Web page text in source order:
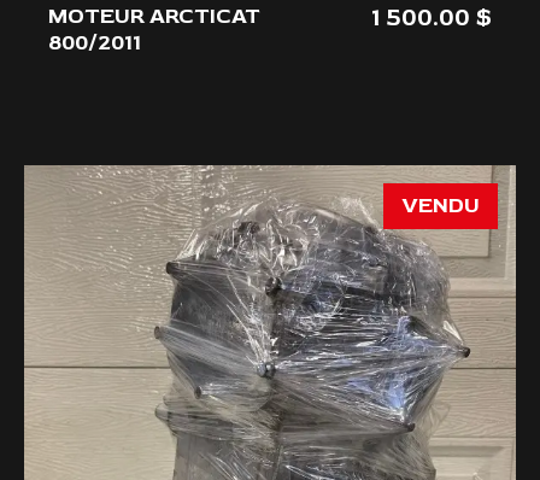
MOTEUR ARCTICAT
800/2011
1 500.00
VENDU